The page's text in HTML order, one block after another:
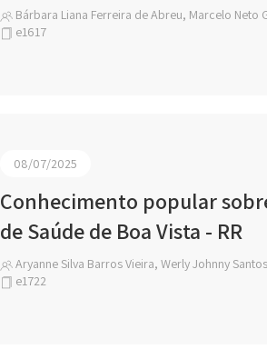
Bárbara Liana Ferreira de Abreu, Marcelo
e1617
08/07/2025
Conhecimento popular
de Saúde de Boa Vista - RR
Aryanne Silva Barros Vieira, Werly Johnny
e1722